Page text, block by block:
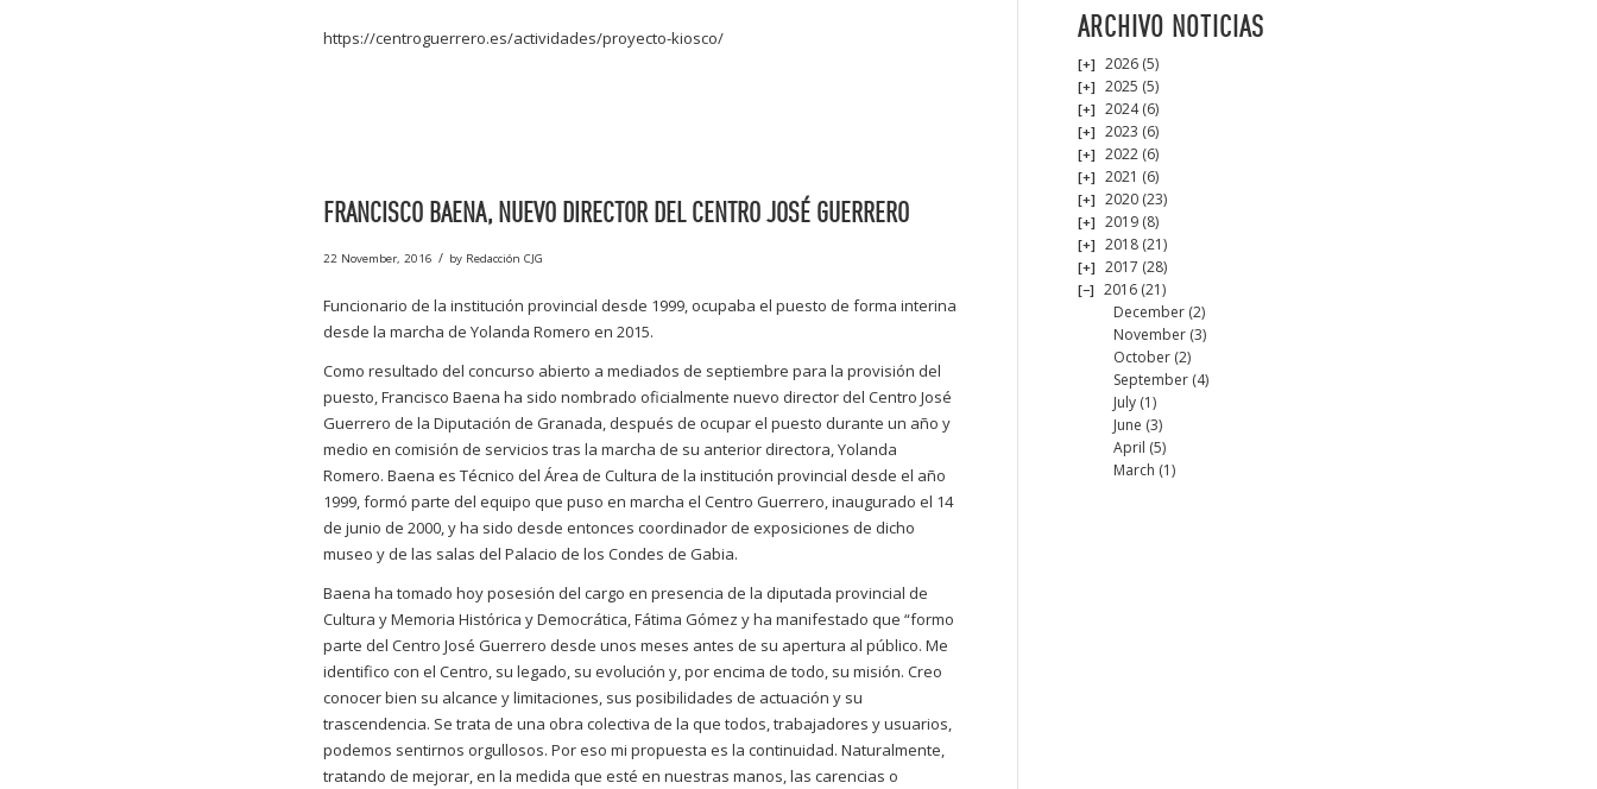
https://centroguerrero.es/actividades/proyecto-kiosco/
FRANCISCO BAENA, NUEVO DIRECTOR DEL CENTRO JOSÉ GUERRERO
22 November, 2016 / by Redacción CJG
Funcionario de la institución provincial desde 1999, ocupaba el puesto de forma interina
desde la marcha de Yolanda Romero en 2015.
Como resultado del concurso abierto a mediados de septiembre para la provisión del
puesto, Francisco Baena ha sido nombrado oficialmente nuevo director del Centro José
Guerrero de la Diputación de Granada, después de ocupar el puesto durante un año y
medio en comisión de servicios tras la marcha de su anterior directora, Yolanda
Romero. Baena es Técnico del Área de Cultura de la institución provincial desde el año
1999, formó parte del equipo que puso en marcha el Centro Guerrero, inaugurado el 14
de junio de 2000, y ha sido desde entonces coordinador de exposiciones de dicho
museo y de las salas del Palacio de los Condes de Gabia.
Baena ha tomado hoy posesión del cargo en presencia de la diputada provincial de
Cultura y Memoria Histórica y Democrática, Fátima Gómez y ha manifestado que “formo
parte del Centro José Guerrero desde unos meses antes de su apertura al público. Me
identifico con el Centro, su legado, su evolución y, por encima de todo, su misión. Creo
conocer bien su alcance y limitaciones, sus posibilidades de actuación y su
trascendencia. Se trata de una obra colectiva de la que todos, trabajadores y usuarios,
podemos sentirnos orgullosos. Por eso mi propuesta es la continuidad. Naturalmente,
tratando de mejorar, en la medida que esté en nuestras manos, las carencias o
ARCHIVO NOTICIAS
2026 (5)
2025 (5)
2024(6)
2023 (6)
2022 (6)
2021 (6)
2020 (23)
2019 (8)
2018 (21)
2017 (28)
2016 (21)
December (2)
November (3)
October (2)
September (4)
July (1)
June (3)
April (5)
March (1)